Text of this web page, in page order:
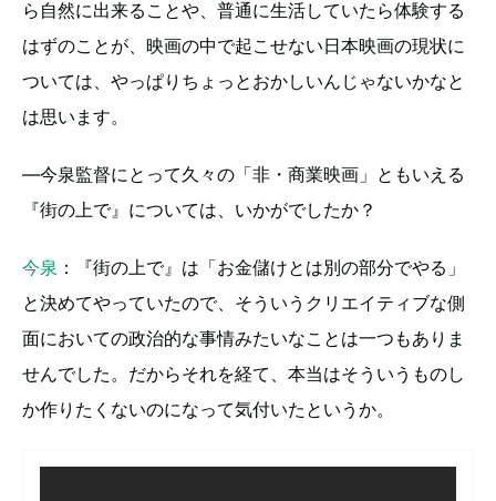
ら自然に出来ることや、普通に生活していたら体験する
はずのことが、映画の中で起こせない日本映画の現状に
ついては、やっぱりちょっとおかしいんじゃないかなと
は思います。
―今泉監督にとって久々の「非・商業映画」ともいえる
『街の上で』については、いかがでしたか？
今泉 ：『街の上で』は「お金儲けとは別の部分でやる」
と決めてやっていたので、そういうクリエイティブな側
面においての政治的な事情みたいなことは一つもありま
せんでした。だからそれを経て、本当はそういうものし
か作りたくないのになって気付いたというか。